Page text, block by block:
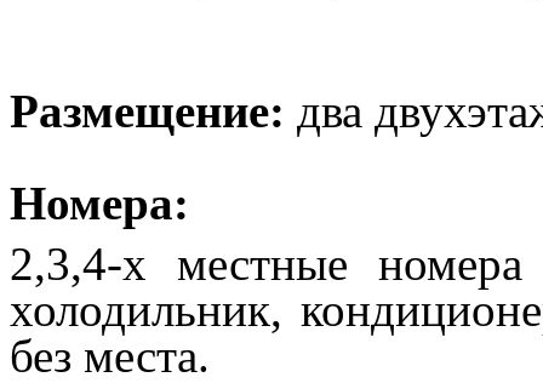
Размещение: два
Номера:
2,3,4-х местные
холодильник,
без места.